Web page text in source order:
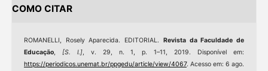
COMO CITAR
ROMANELLI, Rosely Aparecida. EDITORIAL. Revista da Faculdade de
Educação, [S. l.], v. 29, n. 1, p. 1–11, 2019. Disponível em:
https://periodicos.unemat.br/ppgedu/article/view/4067. Acesso em: 6 ago.